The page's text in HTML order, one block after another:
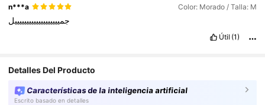
n***a Color: Morado / Talla: M
جميييييييييييييييييييل
Útil (1)
Detalles Del Producto
Características de la inteligencia artificial
Escrito basado en detalles